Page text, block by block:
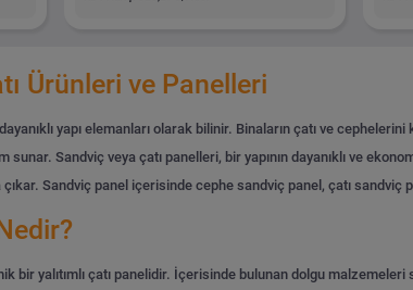
Ürünleri ve Panelleri
yapı elemanları olarak bilinir. Binaların çatı ve cephelerini
Sandviç veya çatı panelleri, bir yapının dayanıklı ve
Sandviç panel içerisinde cephe sandviç panel, çatı sandviç
bir yalıtımlı çatı panelidir. İçerisinde bulunan dolgu malzemeleri